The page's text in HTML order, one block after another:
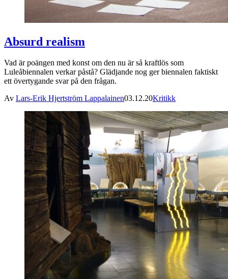
Absurd realism
Vad är poängen med konst om den nu är så kraftlös som
Luleåbiennalen verkar påstå? Glädjande nog ger biennalen faktiskt
ett övertygande svar på den frågan.
Av Lars-Erik Hjertström Lappalainen03.12.20Kritikk